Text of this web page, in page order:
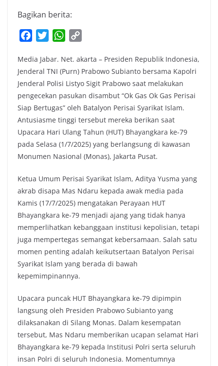
Bagikan berita:
c
e
b
o
o
k
i
t
t
e
r
W
a
t
s
A
p
p
p
y
L
i
n
k
Media Jabar. Net. akarta – Presiden Republik Indonesia,
Jenderal TNI (Purn) Prabowo Subianto bersama Kapolri
Jenderal Polisi Listyo Sigit Prabowo saat melakukan
pengecekan pasukan disambut “Ok Gas Ok Gas Perisai
Siap Bertugas” oleh Batalyon Perisai Syarikat Islam.
Antusiasme tinggi tersebut mereka berikan saat
Upacara Hari Ulang Tahun (HUT) Bhayangkara ke-79
pada Selasa (1/7/2025) yang berlangsung di kawasan
Monumen Nasional (Monas), Jakarta Pusat.
Ketua Umum Perisai Syarikat Islam, Aditya Yusma yang
akrab disapa Mas Ndaru kepada awak media pada
Kamis (17/7/2025) mengatakan Perayaan HUT
Bhayangkara ke-79 menjadi ajang yang tidak hanya
memperlihatkan kebanggaan institusi kepolisian, tetapi
juga mempertegas semangat kebersamaan. Salah satu
momen penting adalah keikutsertaan Batalyon Perisai
Syarikat Islam yang berada di bawah
kepemimpinannya.
Upacara puncak HUT Bhayangkara ke-79 dipimpin
langsung oleh Presiden Prabowo Subianto yang
dilaksanakan di Silang Monas. Dalam kesempatan
tersebut, Mas Ndaru memberikan ucapan selamat Hari
Bhayangkara ke-79 kepada Institusi Polri serta seluruh
insan Polri di seluruh Indonesia. Momentumnya